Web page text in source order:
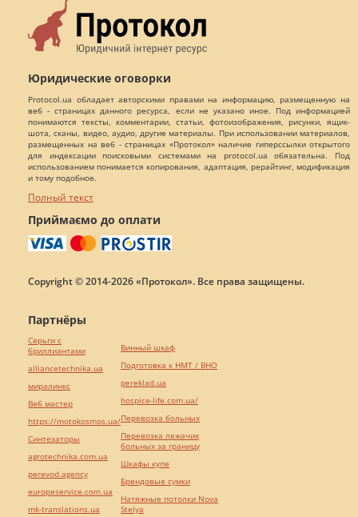
Юридические оговорки
Protocol.ua обладает авторскими правами на информацию, размещенную на
веб - страницах данного ресурса, если не указано иное. Под информацией
понимаются тексты, комментарии, статьи, фотоизображения, рисунки, ящик-
шота, сканы, видео, аудио, другие материалы. При использовании материалов,
размещенных на веб - страницах «Протокол» наличие гиперссылки открытого
для индексации поисковыми системами на protocol.ua обязательна. Под
использованием понимается копирования, адаптация, рерайтинг, модификация
и тому подобное.
Полный текст
Приймаємо до оплати
Copyright © 2014-2026 «Протокол». Все права защищены.
Партнёры
Серьги с
бриллиантами
alliancetechnika.ua
миралинкс
Веб мастер
https://motokosmos.ua/
Синтезаторы
agrotechnika.com.ua
perevod.agency
europeservice.com.ua
mk-translations.ua
Винный шкаф
Подготовка к НМТ / ВНО
pereklad.ua
hospice-life.com.ua/
Перевозка больных
Перевозка лежачих
больных за границу
Шкафы купе
Брендовые сумки
Натяжные потолки Nova
Stelya